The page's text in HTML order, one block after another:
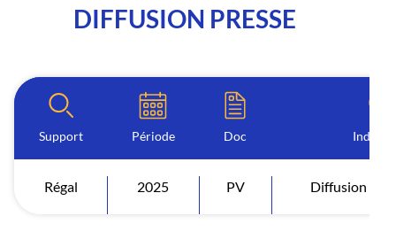
DIFFUSION PRESSE
Support Période Doc
Régal 2025 PV Diffusion